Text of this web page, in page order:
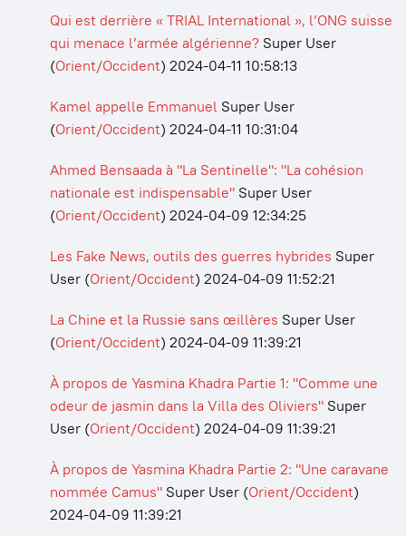
Qui est derrière « TRIAL International », l’ONG suisse
qui menace l’armée algérienne? Super User
(Orient/Occident) 2024-04-11 10:58:13
Kamel appelle Emmanuel Super User
(Orient/Occident) 2024-04-11 10:31:04
Ahmed Bensaada à "La Sentinelle": "La cohésion
nationale est indispensable" Super User
(Orient/Occident) 2024-04-09 12:34:25
Les Fake News, outils des guerres hybrides Super
User (Orient/Occident) 2024-04-09 11:52:21
La Chine et la Russie sans œillères Super User
(Orient/Occident) 2024-04-09 11:39:21
À propos de Yasmina Khadra Partie 1: "Comme une
odeur de jasmin dans la Villa des Oliviers" Super
User (Orient/Occident) 2024-04-09 11:39:21
À propos de Yasmina Khadra Partie 2: "Une caravane
nommée Camus" Super User (Orient/Occident)
2024-04-09 11:39:21